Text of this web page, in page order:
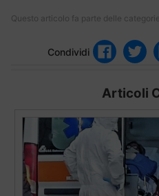
Questo articolo fa parte delle
Condividi
Articoli